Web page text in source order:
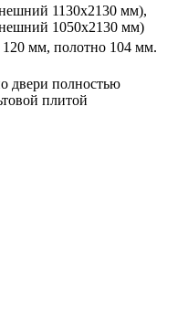
1130х2130 мм),
1050х2130 мм)
мм, полотно 104 мм.
двери полностью
плитой